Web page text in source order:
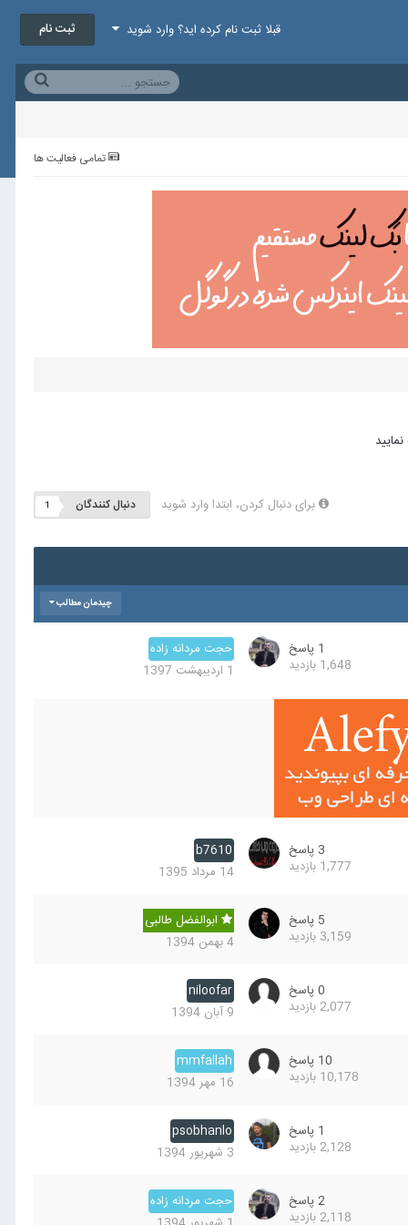
قبلا ثبت نام کرده اید؟ وارد شوید ثبت نام
تمامی فعالیت ها
برای دنبال کردن، ابتدا وارد شوید دنبال کنندگان 1
چیدمان مطالب
1 پاسخ
1,648 بازدید
حجت مردانه زاده
1 اردیبهشت 1397
3 پاسخ
1,777 بازدید
b7610
14 مرداد 1395
5 پاسخ
3,159 بازدید
ابوالفضل طالبی
4 بهمن 1394
0 پاسخ
2,077 بازدید
niloofar
9 آبان 1394
10 پاسخ
10,178 بازدید
mmfallah
16 مهر 1394
1 پاسخ
2,128 بازدید
psobhanlo
3 شهریور 1394
2 پاسخ
2,118 بازدید
حجت مردانه زاده